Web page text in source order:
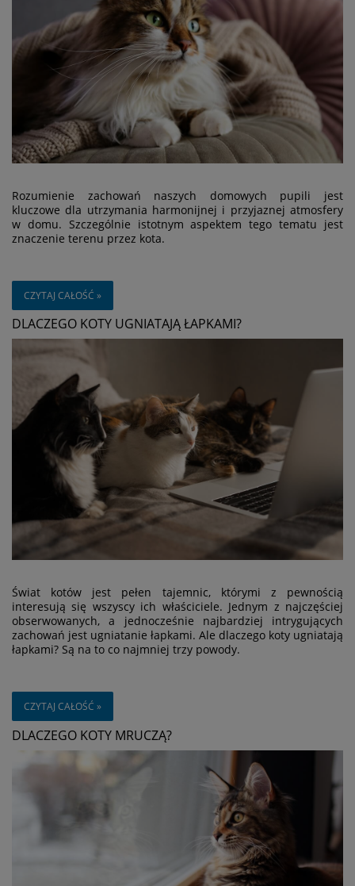
Rozumienie zachowań naszych domowych pupili jest
kluczowe dla utrzymania harmonijnej i przyjaznej atmosfery
w domu. Szczególnie istotnym aspektem tego tematu jest
znaczenie terenu przez kota.
CZYTAJ CAŁOŚĆ »
DLACZEGO KOTY UGNIATAJĄ ŁAPKAMI?
Świat kotów jest pełen tajemnic, którymi z pewnością
interesują się wszyscy ich właściciele. Jednym z najczęściej
obserwowanych, a jednocześnie najbardziej intrygujących
zachowań jest ugniatanie łapkami. Ale dlaczego koty ugniatają
łapkami? Są na to co najmniej trzy powody.
CZYTAJ CAŁOŚĆ »
DLACZEGO KOTY MRUCZĄ?